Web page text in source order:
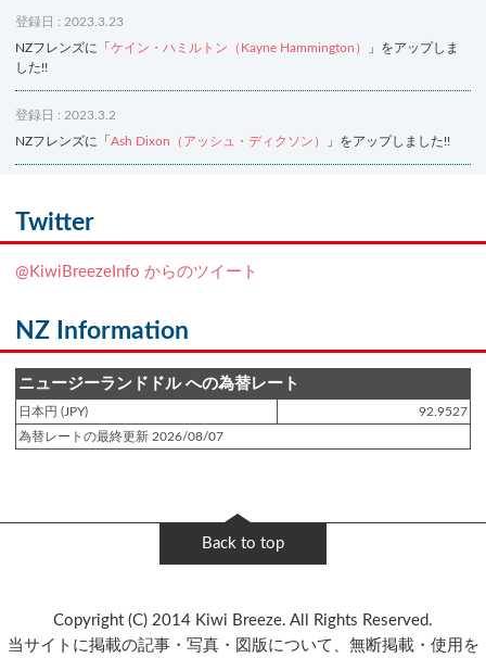
登録日 : 2023.3.23
NZフレンズに「 ケイン・ハミルトン（Kayne Hammington）
」をアップしま
した!!
登録日 : 2023.3.2
NZフレンズに「 Ash Dixon（アッシュ・ディクソン） 」をアップしました!!
NZフレンズに「
登録日 : 2019.4.10
登録日 : 2019.2.28
NZクッキングに「ニュージーランド産キウイの酢の物
登録日 : 2019.2.4
NZフレンズに「Jane Forrest-Waghorn」をアップしました!!
Twitter
@KiwiBreezeInfo からのツイート
NZ Information
ニュージーランドドル への為替レート
日本円 (JPY)
92.9527
為替レートの最終更新 2026/08/07
Back to top
Copyright (C) 2014 Kiwi Breeze. All Rights Reserved.
当サイトに掲載の記事・写真・図版について、無断掲載・使用を